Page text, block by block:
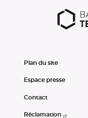
Plan du site
Espace presse
Contact
Réclamation